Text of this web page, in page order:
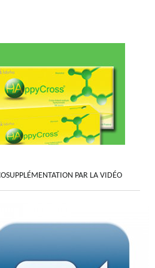
PAR LA VIDÉO